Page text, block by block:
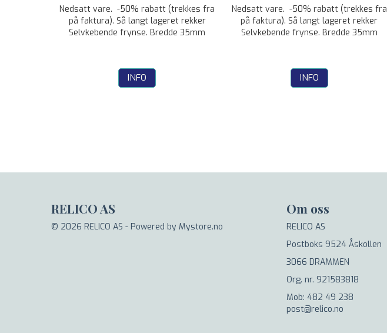
Nedsatt vare. -50% rabatt (trekkes fra
på faktura). Så langt lageret rekker
Selvkebende frynse. Bredde 35mm
INFO
Nedsatt vare. -50% rabatt (trekkes fra
på faktura). Så langt lageret rekker
Selvkebende frynse. Bredde 35mm
INFO
RELICO AS
© 2026 RELICO AS - Powered by Mystore.no
Om oss
RELICO AS
Postboks 9524 Åskollen
3066 DRAMMEN
Org. nr. 921583818
Mob: 482 49 238
post@relico.no